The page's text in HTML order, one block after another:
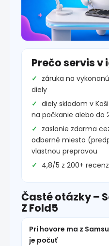
Prečo servis v
záruka na
diely
diely skladom v
na počkanie alebo do
zaslanie zdarma
odberné miesto
vlastnou prepravou
4,8/5 z 200+
Časté otázky –
Z Fold5
Pri hovore ma z
je počuť